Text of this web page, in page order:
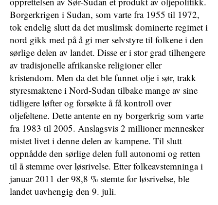
Borgerkrigen i Sudan, som varte fra 1955 til 1972,
tok endelig slutt da det muslimsk dominerte regimet i
nord gikk med på å gi mer selvstyre til folkene i den
sørlige delen av landet. Disse er i stor grad tilhengere
av tradisjonelle afrikanske religioner eller
kristendom. Men da det ble funnet olje i sør, trakk
styresmaktene i Nord-Sudan tilbake mange av sine
tidligere løfter og forsøkte å få kontroll over
oljefeltene. Dette antente en ny borgerkrig som varte
fra 1983 til 2005. Anslagsvis 2 millioner mennesker
mistet livet i denne delen av kampene. Til slutt
oppnådde den sørlige delen full autonomi og retten
til å stemme over løsrivelse. Etter folkeavstemninga i
januar 2011 der 98,8 % stemte for løsrivelse, ble
landet uavhengig den 9. juli.